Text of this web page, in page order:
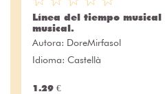
Línea del tiempo
musical.
Autora: DoreMirfasol
Idioma: Castellà
1.29 €